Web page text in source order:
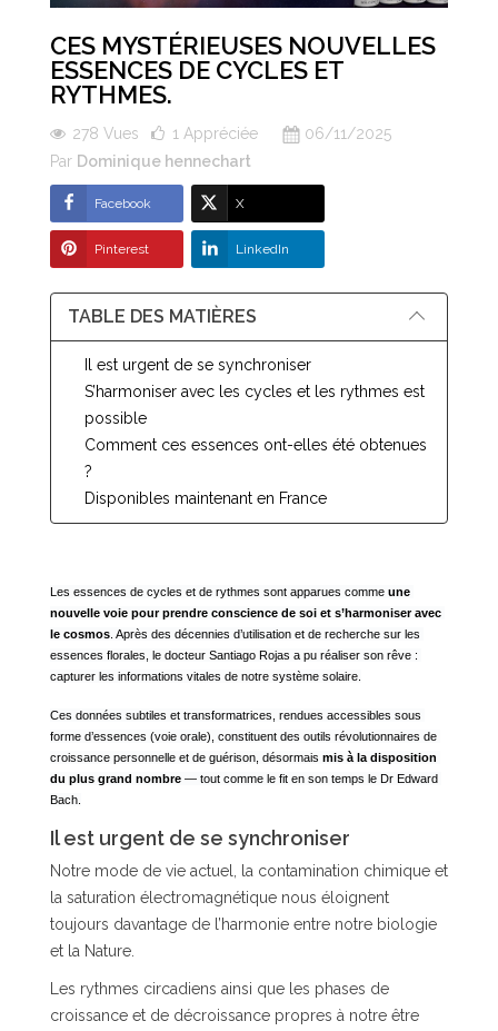
CES MYSTÉRIEUSES NOUVELLES
ESSENCES DE CYCLES ET
RYTHMES.
278 Vues 1 Appréciée
06/11/2025
Par Dominique hennechart
Facebook X
Pinterest LinkedIn
TABLE DES MATIÈRES
Il est urgent de se synchroniser
S’harmoniser avec les cycles et les rythmes est
possible
Comment ces essences ont-elles été obtenues
?
Disponibles maintenant en France
Les essences de cycles et de rythmes sont apparues comme une
nouvelle voie pour prendre conscience de soi et s’harmoniser avec
le cosmos . Après des décennies d’utilisation et de recherche sur les
essences florales, le docteur Santiago Rojas
capturer les informations vitales de notre système solaire
Ces données subtiles et transformatrices, rendues accessibles sous
forme d’essences (voie orale), constituent des outils révolutionnaires de
croissance personnelle et de guérison, désormais mis à la disposition
du plus grand nombre — tout comme le fit en son temps le Dr Edward
Bach.
Il est urgent de se synchroniser
Notre mode de vie actuel, la contamination chimique et
la saturation électromagnétique nous éloignent
toujours davantage de l’harmonie entre notre biologie
et la Nature.
Les rythmes circadiens ainsi que les phases de
croissance et de décroissance propres à notre être